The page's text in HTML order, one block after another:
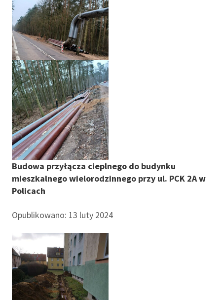
Budowa przyłącza cieplnego do budynku
mieszkalnego wielorodzinnego przy ul. PCK 2A w
Policach
Opublikowano: 13 luty 2024